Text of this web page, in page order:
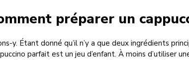
préparer un
y. Étant donné qu’il n’y a que deux ingrédients
parfait est un jeu d’enfant. À moins d’utiliser